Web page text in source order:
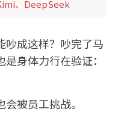
、DeepSeek
吵成这样？吵完了马
身体力行在验证：
被员工挑战。